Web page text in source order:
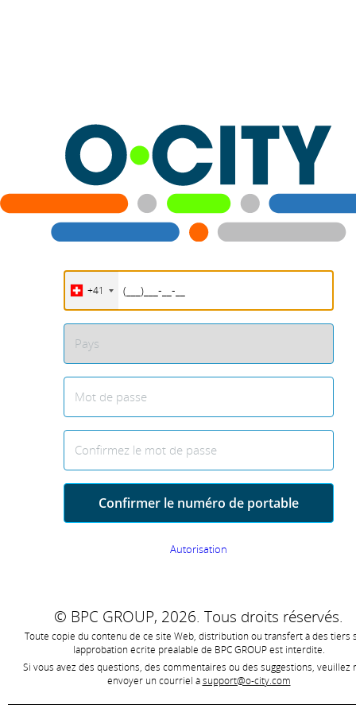
+41
Pays
Mot de passe
Confirmez le mot de passe
Confirmer le numéro de portable
Autorisation
© BPC GROUP, 2026. Tous droits réservés.
Toute copie du contenu de ce site Web, distribution ou transfert à des tiers
lapprobation écrite préalable de BPC GROUP est interdite.
Si vous avez des questions, des commentaires ou des suggestions, veuillez
envoyer un courriel à support@o-city.com